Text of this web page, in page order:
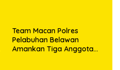
Team Macan Polres
Pelabuhan Belawan
Amankan Tiga Anggota